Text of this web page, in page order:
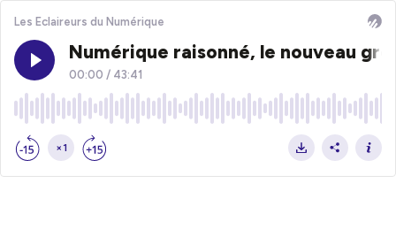
Les Eclaireurs du Numérique
Numérique raisonné, le nouveau
00:00 / 43:41
×1